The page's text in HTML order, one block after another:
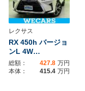
レクサス
RX 450h バージョ
ンL 4W…
総額： 427.8 万円
本体：
415.4 万円